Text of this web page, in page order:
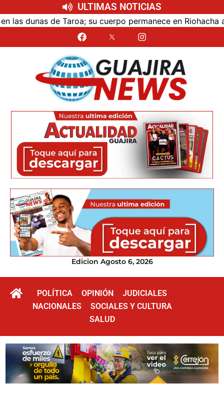
ULTIMAS NOTICIAS
de Taroa; su cuerpo permanece en Riohacha a la
Edicion Agosto 6, 2026
POLÍTICA OPINIÓN
JUDICIALES
NACIONALES
SOCIALES Y CULTURA
SALUD